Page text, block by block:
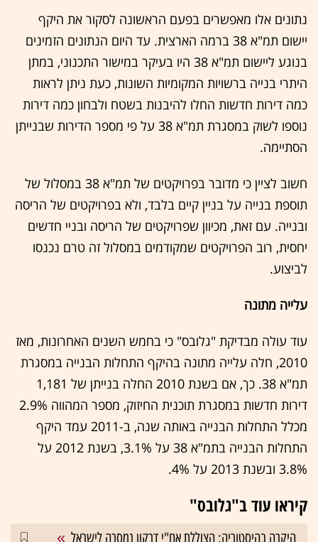
נתונים אלו מאפשרים בפעם הראשונה לסקור את היקף
יישום תמ"א 38 ברמה הארצית. עד היום הנתונים הזמינים
בנוגע ליישום תמ"א 38 היו בעיקר במישור התכנוני, במתן
היתרי בנייה ברשויות המקומיות השונות, כעת ניתן לראות
כמה דירות חדשות החלו להיבנות בשטח ולבחון כמה דירות
נוספו לשוק במסגרת תמ"א 38 על פי מספר הדירות שבנייתן
הסתיימה.
חשוב לציין כי מדובר בפרויקטים של תמ"א 38 במסלול של
תוספת בנייה על בניין קיים בלבד, ולא בפרויקטים של הריסה
ובנייה. עם זאת, מכיוון שפרויקטים של הריסה ובניי חדשים
יחסית, רוב הפרויקטים שמקודמים במסלול זה טרם נכנסו
לביצוע.
עלייה מתונה
עוד עולה מבדיקת "גלובס" כי בחמש השנים האחרונות, מאז
2010, חלה עלייה מתונה בהיקף התחלות הבנייה במסגרת
תמ"א 38. כך, אם בשנת 2010 החלה בנייתן של 1,181
דירות חדשות במסגרת תוכנית החיזוק, מספר המהווה 2.9%
מכלל התחלות הבנייה באותה שנה, ב-2011 עמד היקף
התחלות הבנייה בתמ"א 38 על 3.1%, בשנת 2012 על
3.8% ובשנת 2013 על 4%.
קיראו עוד ב"גלובס"
היקרה בהיסטוריה: הצוללת אח"י דרקון נמסרה לישראל